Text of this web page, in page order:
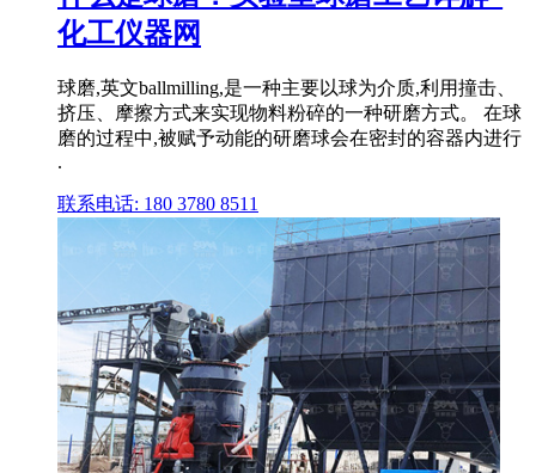
化工仪器网
球磨,英文ballmilling,是一种主要以球为介质,利用撞击、
挤压、摩擦方式来实现物料粉碎的一种研磨方式。 在球
磨的过程中,被赋予动能的研磨球会在密封的容器内进行
.
联系电话: 180 3780 8511